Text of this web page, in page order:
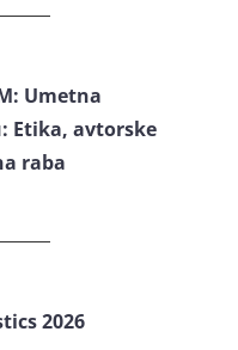
Umetna
Etika, avtorske
raba
2026